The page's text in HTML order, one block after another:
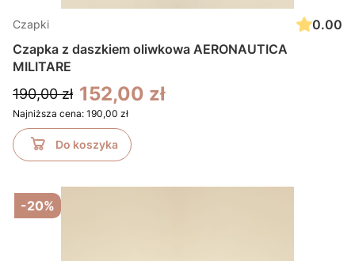
Czapki
0.00
Czapka z daszkiem oliwkowa AERONAUTICA
MILITARE
190,00 zł 152,00 zł
Najniższa cena: 190,00 zł
Do koszyka
-20%